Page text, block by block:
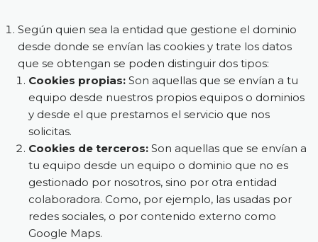
Según quien sea la entidad que gestione el dominio
desde donde se envían las cookies y trate los datos
que se obtengan se poden distinguir dos tipos:
Cookies propias: Son aquellas que se envían a tu
equipo desde nuestros propios equipos o dominios
y desde el que prestamos el servicio que nos
solicitas.
Cookies de terceros: Son aquellas que se envían a
tu equipo desde un equipo o dominio que no es
gestionado por nosotros, sino por otra entidad
colaboradora. Como, por ejemplo, las usadas por
redes sociales, o por contenido externo como
Google Maps.